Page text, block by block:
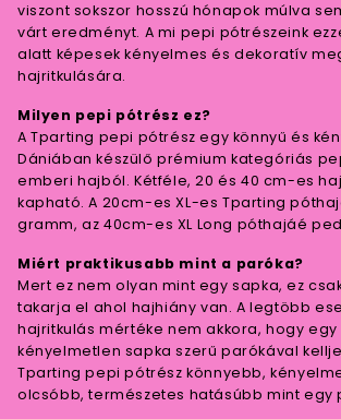
viszont sokszor hosszú hónapok múlva
várt eredményt. A mi pepi pótrészeink
alatt képesek kényelmes és dekoratív
hajritkulására.
Milyen pepi pótrész ez?
A Tparting pepi pótrész egy könnyű és
Dániában készülő prémium kategóriás
emberi hajból. Kétféle, 20 és 40 cm-es
kapható. A 20cm-es XL-es Tparting
gramm, az 40cm-es XL Long póthajáé
Miért praktikusabb mint a paróka?
Mert ez nem olyan mint egy sapka, ez
takarja el ahol hajhiány van. A legtöbb
hajritkulás mértéke nem akkora, hogy egy
kényelmetlen sapka szerű parókával
Tparting pepi pótrész könnyebb,
olcsóbb, természetes hatásúbb mint egy